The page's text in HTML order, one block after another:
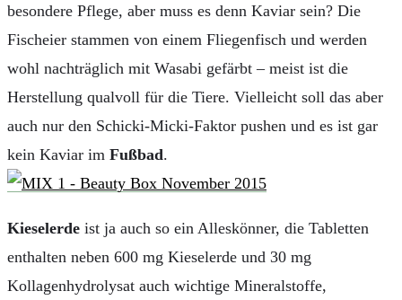
besondere Pflege, aber muss es denn Kaviar sein? Die
Fischeier stammen von einem Fliegenfisch und werden
wohl nachträglich mit Wasabi gefärbt – meist ist die
Herstellung qualvoll für die Tiere. Vielleicht soll das aber
auch nur den Schicki-Micki-Faktor pushen und es ist gar
kein Kaviar im Fußbad.
Kieselerde ist ja auch so ein Alleskönner, die Tabletten
enthalten neben 600 mg Kieselerde und 30 mg
Kollagenhydrolysat auch wichtige Mineralstoffe,